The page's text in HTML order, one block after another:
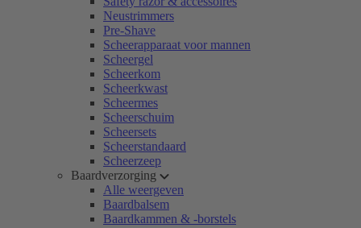
Neustrimmers
Pre-Shave
Scheerapparaat voor mannen
Scheergel
Scheerkom
Scheerkwast
Scheermes
Scheerschuim
Scheersets
Scheerstandaard
Scheerzeep
Baardverzorging
Alle weergeven
Baardbalsem
Baardkammen & -borstels